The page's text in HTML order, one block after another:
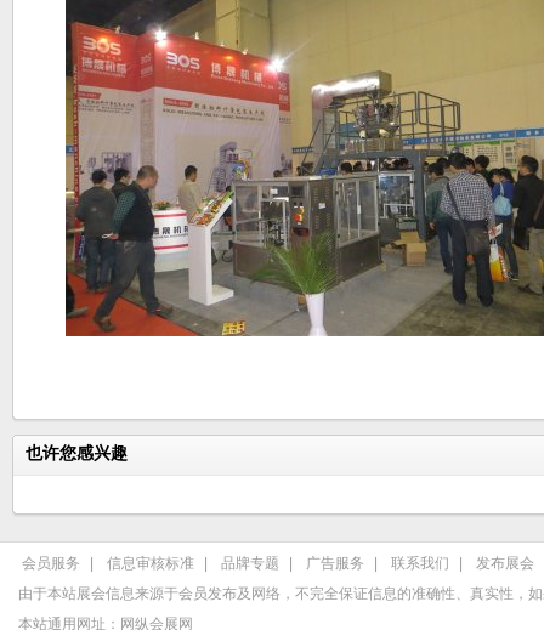
也许您感兴趣
会员服务 信息审核标准 品牌专题 广告服务 联系我们
发布展会
由于本站展会信息来源于会员发布及网络，不完全保证信息的准确性、真实性，
本站通用网址： 网纵会展网